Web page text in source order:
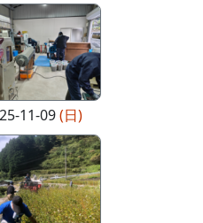
11-09(日)